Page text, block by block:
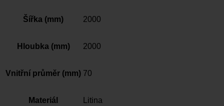
Šířka (mm) 2000
Hloubka (mm) 2000
Vnitřní průměr (mm) 70
Materiál Litina